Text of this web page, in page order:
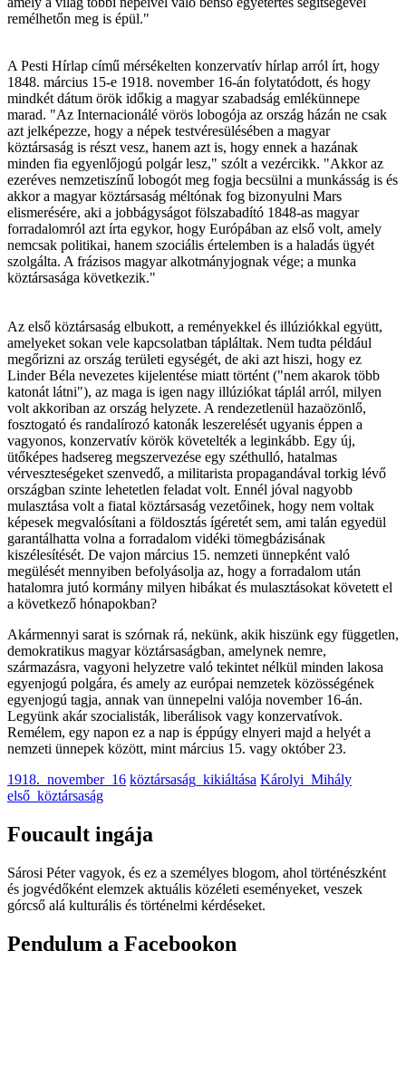
remélhetőn meg is épül."
A Pesti Hírlap című mérsékelten konzervatív hírlap arról írt, hogy
1848. március 15-e 1918. november 16-án folytatódott, és hogy
mindkét dátum örök időkig a magyar szabadság emlékünnepe
marad. "Az Internacionálé vörös lobogója az ország házán ne csak
azt jelképezze, hogy a népek testvéresülésében a magyar
köztársaság is részt vesz, hanem azt is, hogy ennek a hazának
minden fia egyenlőjogú polgár lesz," szólt a vezércikk. "Akkor az
ezeréves nemzetiszínű lobogót meg fogja becsülni a munkásság is és
akkor a magyar köztársaság méltónak fog bizonyulni Mars
elismerésére, aki a jobbágyságot fölszabadító 1848-as magyar
forradalomról azt írta egykor, hogy Európában az első volt, amely
nemcsak politikai, hanem szociális értelemben is a haladás ügyét
szolgálta. A frázisos magyar alkotmányjognak vége; a munka
köztársasága következik."
Az első köztársaság elbukott, a reményekkel és illúziókkal együtt,
amelyeket sokan vele kapcsolatban tápláltak. Nem tudta például
megőrizni az ország területi egységét, de aki azt hiszi, hogy ez
Linder Béla nevezetes kijelentése miatt történt ("nem akarok több
katonát látni"), az maga is igen nagy illúziókat táplál arról, milyen
volt akkoriban az ország helyzete. A rendezetlenül hazaözönlő,
fosztogató és randalírozó katonák leszerelését ugyanis éppen a
vagyonos, konzervatív körök követelték a leginkább. Egy új,
ütőképes hadsereg megszervezése egy széthulló, hatalmas
vérveszteségeket szenvedő, a militarista propagandával torkig lévő
országban szinte lehetetlen feladat volt. Ennél jóval nagyobb
mulasztása volt a fiatal köztársaság vezetőinek, hogy nem voltak
képesek megvalósítani a földosztás ígéretét sem, ami talán egyedül
garantálhatta volna a forradalom vidéki tömegbázisának
kiszélesítését. De vajon március 15. nemzeti ünnepként való
megülését mennyiben befolyásolja az, hogy a forradalom után
hatalomra jutó kormány milyen hibákat és mulasztásokat követett el
a következő hónapokban?
Akármennyi sarat is szórnak rá, nekünk, akik hiszünk egy független,
demokratikus magyar köztársaságban, amelynek nemre,
származásra, vagyoni helyzetre való tekintet nélkül minden lakosa
egyenjogú polgára, és amely az európai nemzetek közösségének
egyenjogú tagja, annak van ünnepelni valója november 16-án.
Legyünk akár szocialisták, liberálisok vagy konzervatívok.
Remélem, egy napon ez a nap is éppúgy elnyeri majd a helyét a
nemzeti ünnepek között, mint március 15. vagy október 23.
1918._november_16 köztársaság_kikiáltása Károlyi_Mihály
első_köztársaság
Foucault ingája
Sárosi Péter vagyok, és ez a személyes blogom, ahol történészként
és jogvédőként elemzek aktuális közéleti eseményeket, veszek
górcső alá kulturális és történelmi kérdéseket.
Pendulum a Facebookon